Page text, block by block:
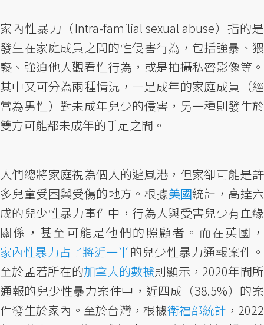
家內性暴力（Intra-familial sexual abuse）指的是
發生在家庭成員之間的性侵害行為，包括強暴、猥
褻、強迫他人觀看性行為，或是拍攝私密影像等。
其中又可分為兩種情況，一是成年的家庭成員（經
常為男性）對未成年兒少的侵害，另一種則發生於
雙方可能都未成年的手足之間。
人們總將家庭視為個人的避風港，但家卻可能是許
多兒童受困與受傷的地方。根據美國統計，高達六
成的兒少性暴力事件中，行為人與受害兒少有血緣
關係，甚至可能是他們的照顧者。而在英國，
家內性暴力占了將近一半的兒少性暴力通報案件。
至於孟若所在的加拿大的數據則顯示，2020年間所
通報的兒少性暴力案件中，近四成（38.5%）的案
件發生於家內。至於台灣，根據衛福部統計 ，2022